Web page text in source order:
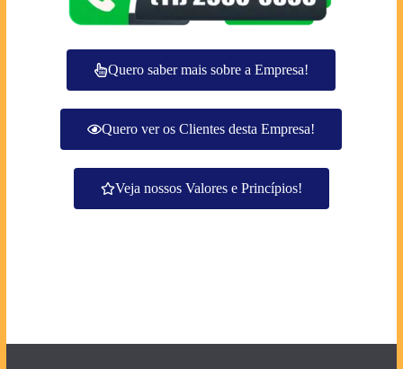
Quero saber mais sobre a Empresa!
Quero ver os Clientes desta Empresa!
Veja nossos Valores e Princípios!